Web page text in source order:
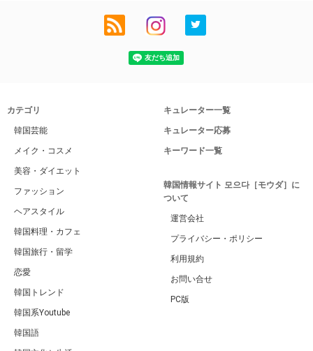
カテゴリ
韓国芸能
メイク・コスメ
美容・ダイエット
ファッション
ヘアスタイル
韓国料理・カフェ
韓国旅行・留学
恋愛
韓国トレンド
韓国系Youtube
韓国語
キュレーター一覧
キュレーター応募
キーワード一覧
韓国情報サイト 모으다［モウダ］に
ついて
運営会社
プライバシー・ポリシー
利用規約
お問い合せ
PC版